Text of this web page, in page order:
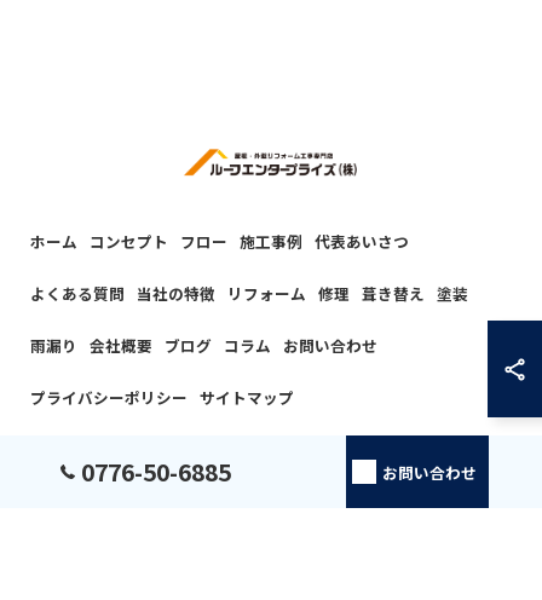
0776-50-6885 お問い合わせ
ホーム コンセプト フロー 施工事例 代表あいさつ
よくある質問 当社の特徴 リフォーム 修理 葺き替え 塗装
雨漏り 会社概要 ブログ コラム お問い合わせ
プライバシーポリシー サイトマップ
© 2026 福井の屋根工事ならルーフエンタープライズ株式会社 ALL RIGHTS